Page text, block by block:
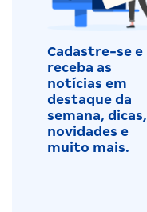
Cadastre-se e
receba as
notícias em
destaque da
semana, dicas,
novidades e
muito mais.